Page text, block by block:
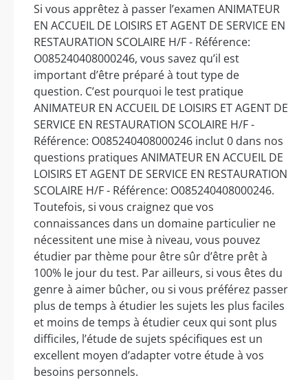
Si vous apprêtez à passer l’examen ANIMATEUR
EN ACCUEIL DE LOISIRS ET AGENT DE SERVICE EN
RESTAURATION SCOLAIRE H/F - Référence:
O085240408000246, vous savez qu’il est
important d’être préparé à tout type de
question. C’est pourquoi le test pratique
ANIMATEUR EN ACCUEIL DE LOISIRS ET AGENT DE
SERVICE EN RESTAURATION SCOLAIRE H/F -
Référence: O085240408000246 inclut 0 dans nos
questions pratiques ANIMATEUR EN ACCUEIL DE
LOISIRS ET AGENT DE SERVICE EN RESTAURATION
SCOLAIRE H/F - Référence: O085240408000246.
Toutefois, si vous craignez que vos
connaissances dans un domaine particulier ne
nécessitent une mise à niveau, vous pouvez
étudier par thème pour être sûr d’être prêt à
100% le jour du test. Par ailleurs, si vous êtes du
genre à aimer bûcher, ou si vous préférez passer
plus de temps à étudier les sujets les plus faciles
et moins de temps à étudier ceux qui sont plus
difficiles, l’étude de sujets spécifiques est un
excellent moyen d’adapter votre étude à vos
besoins personnels.